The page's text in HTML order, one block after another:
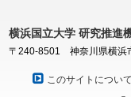
横浜国立大学 研究推進
〒240-8501 神奈川県横浜
このサイトについて